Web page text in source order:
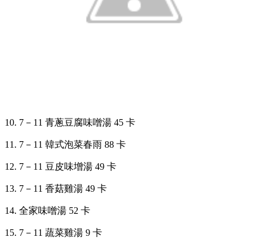
10. 7 － 11 青蔥豆腐味噌湯 45 卡
11. 7 － 11 韓式泡菜春雨 88 卡
12. 7 － 11 豆皮味增湯 49 卡
13. 7 － 11 香菇雞湯 49 卡
14. 全家味噌湯 52 卡
15. 7 － 11 蔬菜雞湯 9 卡